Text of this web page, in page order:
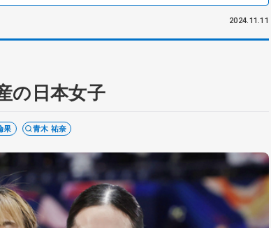
2024.11.11
の日本女子
果 青木 祐奈